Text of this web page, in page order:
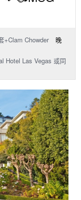
+Clam Chowder
晚
Hotel Las Vegas 或同